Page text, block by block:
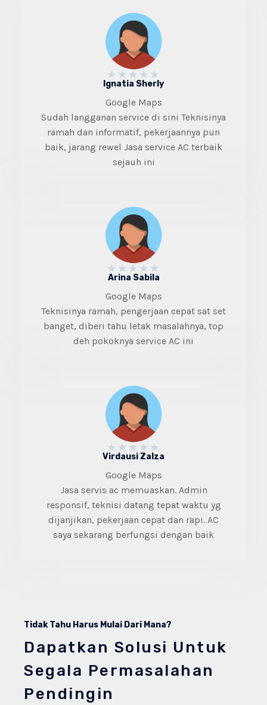
★ ★ ★ ★ ★
Ignatia Sherly
Google Maps
Sudah langganan service di sini Teknisinya
ramah dan informatif, pekerjaannya pun
baik, jarang rewel Jasa service AC terbaik
sejauh ini
★ ★ ★ ★ ★
Arina Sabila
Google Maps
Teknisinya ramah, pengerjaan cepat sat set
banget, diberi tahu letak masalahnya, top
deh pokoknya service AC ini
★ ★ ★ ★ ★
Virdausi Zalza
Google Maps​
Jasa servis ac memuaskan. Admin
responsif, teknisi datang tepat waktu yg
dijanjikan, pekerjaan cepat dan rapi. AC
saya sekarang berfungsi dengan baik
Tidak Tahu Harus Mulai Dari Mana?
Dapatkan Solusi Untuk
Segala Permasalahan
Pendingin